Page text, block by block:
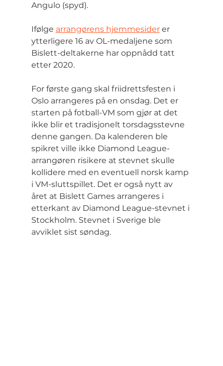
Angulo (spyd).
Ifølge arrangørens hjemmesider er
ytterligere 16 av OL-medaljene som
Bislett-deltakerne har oppnådd tatt
etter 2020.
For første gang skal friidrettsfesten i
Oslo arrangeres på en onsdag. Det er
starten på fotball-VM som gjør at det
ikke blir et tradisjonelt torsdagsstevne
denne gangen. Da kalenderen ble
spikret ville ikke Diamond League-
arrangøren risikere at stevnet skulle
kollidere med en eventuell norsk kamp
i VM-sluttspillet. Det er også nytt av
året at Bislett Games arrangeres i
etterkant av Diamond League-stevnet i
Stockholm. Stevnet i Sverige ble
avviklet sist søndag.